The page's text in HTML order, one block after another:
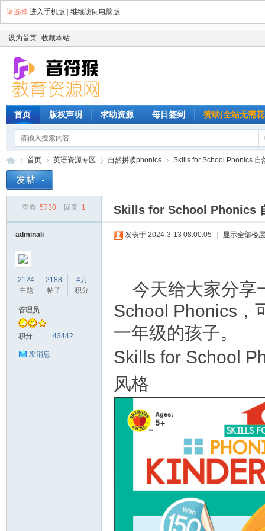
请选择 进入手机版 继续访问电脑版
设为首页 收藏本站
首页 版权声明 求助资源 每日签到 赞助(全站无需
首页
›
英语资源专区 自然拼读phonics
›
Skills for School Phonics 自
查看: 5730 回复: 1 Skills for School Phonics
adminali
2124
主题
2188
帖子
4万
积分
管理员
积分 43442
发消息
发表于 2024-3-13 08:00:05 显示全部楼层
今天给大家分享
School Phonics，
一年级的孩子。
Skills for School
风格